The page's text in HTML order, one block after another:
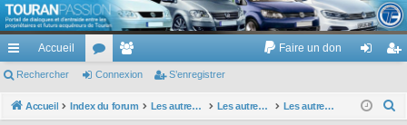
TouranPassion
Le forum des propriétaires ou futurs acquéreurs du Volkswagen Touran
cc
ès
Accueil
or
u
e
m
Faire un don
ne nr
Rechercher Connexion S’enregistrer
Accueil Index du forum Les autres voitures et ce qui touche à la voiture Les autres modèles du groupe VW Les autres modèles Volkswagen